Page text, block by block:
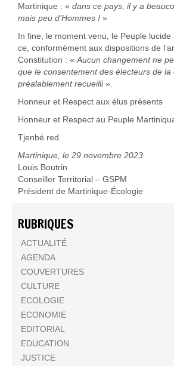
Martinique : « dans ce pays, il y a
mais peu d’Hommes ! »
In fine, le moment venu, le Peuple
ce, conformément aux dispositions de
Constitution : « Aucun changement ne
que le consentement des électeurs de la
préalablement recueilli».
Honneur et Respect aux élus présents
Honneur et Respect au Peuple
Tjenbé red.
Martinique, le 29 novembre 2023
Louis Boutrin
Conseiller Territorial – GSPM
Président de Martinique-Écologie
RUBRIQUES
ACTUALITÉ
AGENDA
COUVERTURES
CULTURE
ECOLOGIE
ECONOMIE
EDITORIAL
EDUCATION
JUSTICE